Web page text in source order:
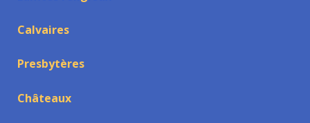
Calvaires
Presbytères
Châteaux